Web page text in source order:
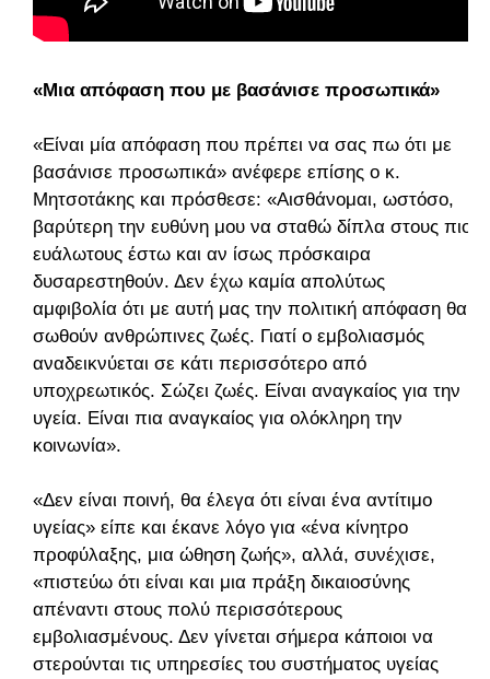
«Μια απόφαση που με βασάνισε προσωπικά»
«Είναι μία απόφαση που πρέπει να σας πω ότι με
βασάνισε προσωπικά» ανέφερε επίσης ο κ.
Μητσοτάκης και πρόσθεσε: «Αισθάνομαι, ωστόσο,
βαρύτερη την ευθύνη μου να σταθώ δίπλα στους πιο
ευάλωτους έστω και αν ίσως πρόσκαιρα
δυσαρεστηθούν. Δεν έχω καμία απολύτως
αμφιβολία ότι με αυτή μας την πολιτική απόφαση θα
σωθούν ανθρώπινες ζωές. Γιατί ο εμβολιασμός
αναδεικνύεται σε κάτι περισσότερο από
υποχρεωτικός. Σώζει ζωές. Είναι αναγκαίος για την
υγεία. Είναι πια αναγκαίος για ολόκληρη την
κοινωνία».
«Δεν είναι ποινή, θα έλεγα ότι είναι ένα αντίτιμο
υγείας» είπε και έκανε λόγο για «ένα κίνητρο
προφύλαξης, μια ώθηση ζωής», αλλά, συνέχισε,
«πιστεύω ότι είναι και μια πράξη δικαιοσύνης
απέναντι στους πολύ περισσότερους
εμβολιασμένους. Δεν γίνεται σήμερα κάποιοι να
στερούνται τις υπηρεσίες του συστήματος υγείας